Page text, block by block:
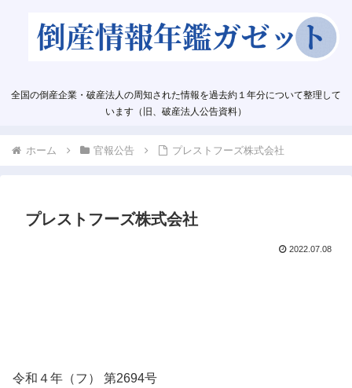
全国の倒産企業・破産法人の周知された情報を過去約１年分について整理して
います（旧、破産法人公告資料）
ホーム 官報公告 プレストフーズ株式会社
プレストフーズ株式会社
2022.07.08
令和４年（フ） 第2694号